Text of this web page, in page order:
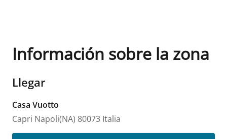
Información sobre la zona
Llegar
Casa Vuotto
Capri Napoli(NA) 80073 Italia